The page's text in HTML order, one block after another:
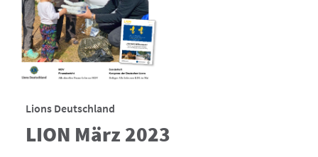
Lions Deutschland
LION März 2023